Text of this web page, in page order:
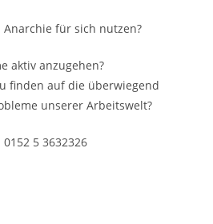
für sich nutzen?
aktiv anzugehen?
finden auf die überwiegend
unserer Arbeitswelt?
5 3632326